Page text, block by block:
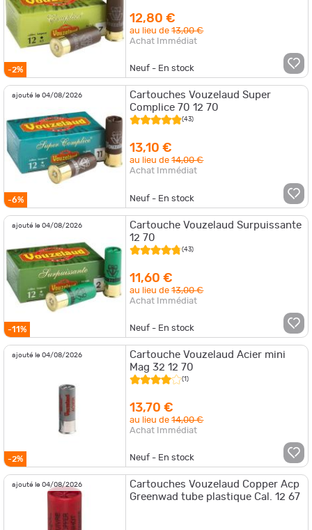
-2%
12,80 €
au lieu de13,00 €
Achat Immédiat
Neuf - En stock
ajouté le 04/08/2026
-6%
Cartouches Vouzelaud Super
Complice 70 12 70
(43)
13,10 €
au lieu de14,00 €
Achat Immédiat
Neuf - En stock
ajouté le 04/08/2026
-11%
Cartouche Vouzelaud Surpuissante
12 70
(43)
11,60 €
au lieu de13,00 €
Achat Immédiat
Neuf - En stock
ajouté le 04/08/2026
-2%
Cartouche Vouzelaud Acier mini
Mag 32 12 70
(1)
13,70 €
au lieu de14,00 €
Achat Immédiat
Neuf - En stock
ajouté le 04/08/2026
Cartouches Vouzelaud Copper Acp
Greenwad tube plastique Cal. 12 67